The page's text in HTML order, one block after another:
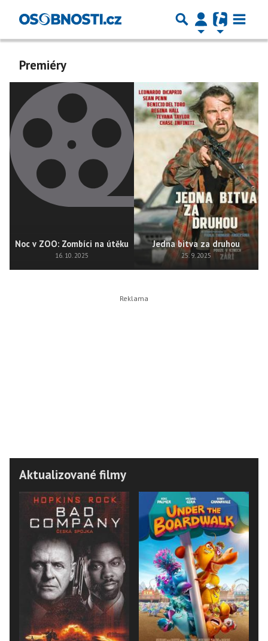
Premiéry
Noc v ZOO: Zombíci na útěku
16. 10. 2025
Jedna bitva za druhou
25. 9. 2025
Aktualizované filmy